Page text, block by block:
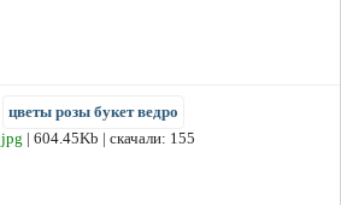
цветы розы букет ведро
jpg | 604.45Kb | скачали: 155